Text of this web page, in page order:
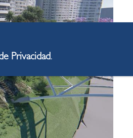
Privacidad.